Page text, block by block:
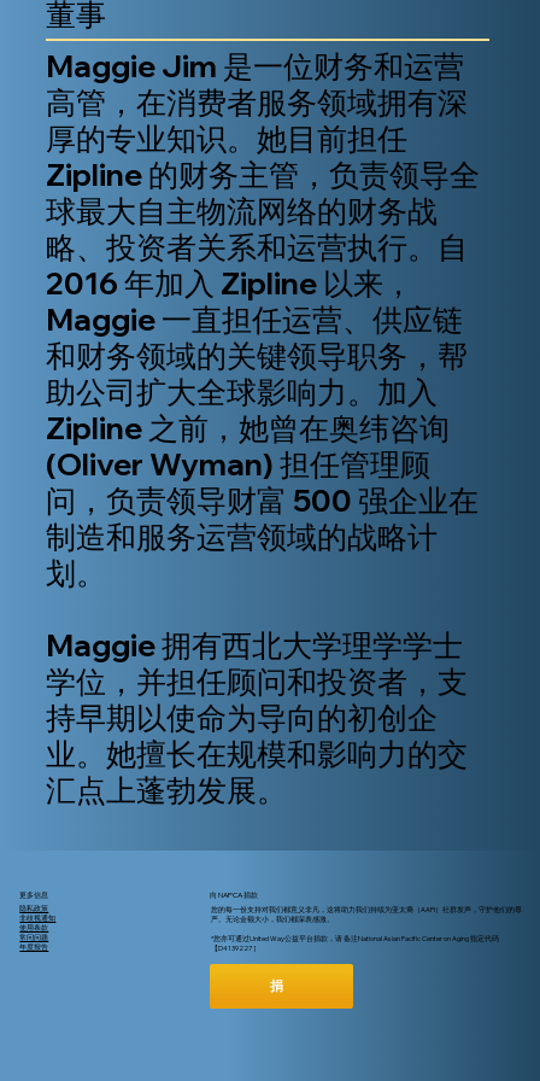
董事
Maggie Jim 是一位财务和运营
高管，在消费者服务领域拥有深
厚的专业知识。她目前担任
Zipline 的财务主管，负责领导全
球最大自主物流网络的财务战
略、投资者关系和运营执行。自
2016 年加入 Zipline 以来，
Maggie 一直担任运营、供应链
和财务领域的关键领导职务，帮
助公司扩大全球影响力。加入
Zipline 之前，她曾在奥纬咨询
(Oliver Wyman) 担任管理顾
问，负责领导财富 500 强企业在
制造和服务运营领域的战略计
划。
Maggie 拥有西北大学理学学士
学位，并担任顾问和投资者，支
持早期以使命为导向的初创企
业。她擅长在规模和影响力的交
汇点上蓬勃发展。
更多信息
隐私政策
非歧视通知
使用条款
常问问题
年度报告
向 NAPCA 捐款
您的每一份支持对我们都意义非凡，这将助力我们持续为亚太裔（AAPI）社群发声，守护他们的尊
严。无论金额大小，我们都深表感激。
*您亦可通过United Way公益平台捐款，请 备注National Asian Pacific Center on Aging 指定代码
【D4139227 ]
捐